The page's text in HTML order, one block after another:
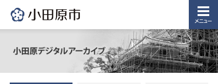
メニュー
課
下水道整
浄水管理